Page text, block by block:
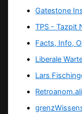
Gatestone
TPS -Tazpit
Facts, Info,
Liberale
Lars